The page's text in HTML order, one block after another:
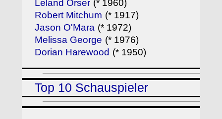
Leland Orser (* 1960)
Robert Mitchum (* 1917)
Jason O'Mara (* 1972)
Melissa George (* 1976)
Dorian Harewood (* 1950)
Top 10 Schauspieler